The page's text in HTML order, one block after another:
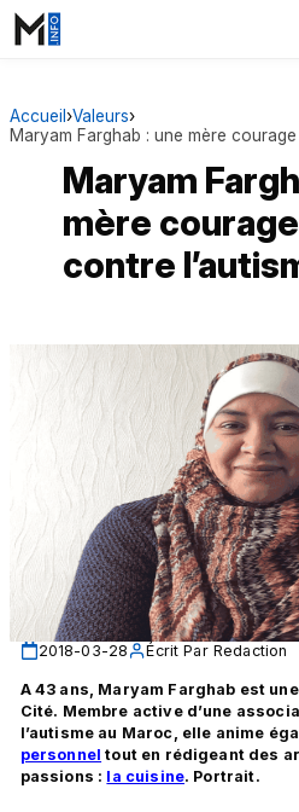
Accueil ›Valeurs›
Maryam Farghab : une mère
Maryam
mère
contre
2018-03-28 Écrit Par Redaction
A 43 ans, Maryam Farghab est
Cité. Membre active d’une
l’autisme au Maroc, elle anime
personnel tout en rédigeant des
passions : la cuisine. Portrait.